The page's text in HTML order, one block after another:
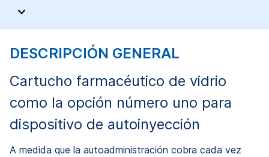
DESCRIPCIÓN GENERAL
Cartucho farmacéutico de vidrio
como la opción número uno para
dispositivo de autoinyección
A medida que la autoadministración cobra cada vez